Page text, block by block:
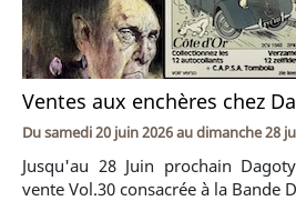
Ventes aux enchères chez
Dusamedi 20 juin 2026audimanche 28
Jusqu'au 28 Juin prochain
vente Vol.30 consacrée à la Bande